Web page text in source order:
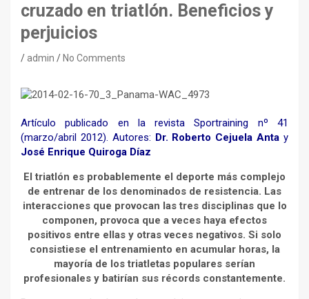
cruzado en triatlón. Beneficios y
perjuicios
admin No Comments
Artículo publicado en la revista Sportraining nº 41
(marzo/abril 2012). Autores: Dr. Roberto Cejuela Anta y
José Enrique Quiroga Díaz
El triatlón es probablemente el deporte más complejo
de entrenar de los denominados de resistencia. Las
interacciones que provocan las tres disciplinas que lo
componen, provoca que a veces haya efectos
positivos entre ellas y otras veces negativos. Si solo
consistiese el entrenamiento en acumular horas, la
mayoría de los triatletas populares serían
profesionales y batirían sus récords constantemente.